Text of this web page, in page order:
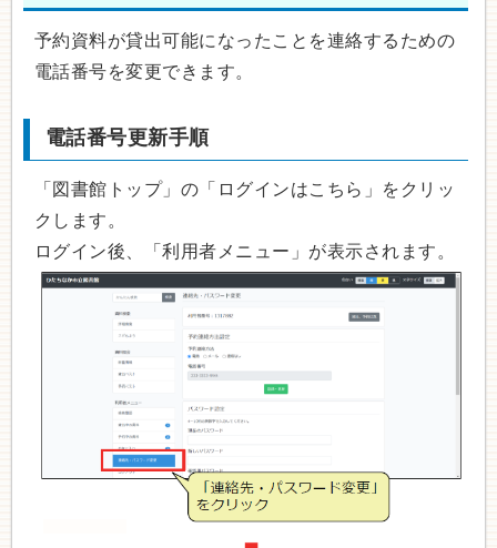
予約資料が貸出可能になったことを連絡するための
電話番号を変更できます。
電話番号更新手順
「図書館トップ」の「ログインはこちら」をクリッ
クします。
ログイン後、「利用者メニュー」が表示されます。